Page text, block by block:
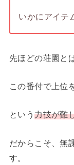
いかにアイテ
先ほどの荘園と
この番付で上位
という力技が難
だからこそ、無
す。